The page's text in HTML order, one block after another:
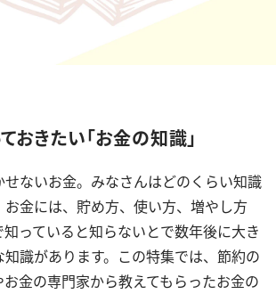
おきたい「お金の知識」
ないお金。みなさんはどのくらい知識
金には、貯め方、使い方、増やし方
っていると知らないとで数年後に大き
識があります。この特集では、節約の
金の専門家から教えてもらったお金の